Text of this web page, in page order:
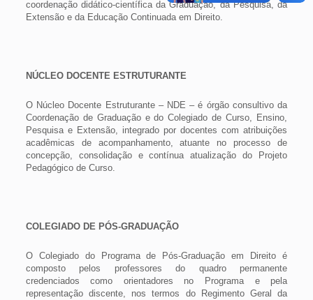
coordenação didático-científica da Graduação, da Pesquisa, da
Extensão e da Educação Continuada em Direito.
NÚCLEO DOCENTE ESTRUTURANTE
O Núcleo Docente Estruturante – NDE – é órgão consultivo da
Coordenação de Graduação e do Colegiado de Curso, Ensino,
Pesquisa e Extensão, integrado por docentes com atribuições
acadêmicas de acompanhamento, atuante no processo de
concepção, consolidação e contínua atualização do Projeto
Pedagógico de Curso.
COLEGIADO DE PÓS-GRADUAÇÃO
O Colegiado do Programa de Pós-Graduação em Direito é
composto pelos professores do quadro permanente
credenciados como orientadores no Programa e pela
representação discente, nos termos do Regimento Geral da